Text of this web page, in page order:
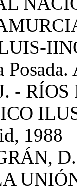
-
1988